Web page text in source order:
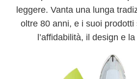
leggere. Vanta una lunga
oltre 80 anni, e i suoi
l’affidabilità, il design e